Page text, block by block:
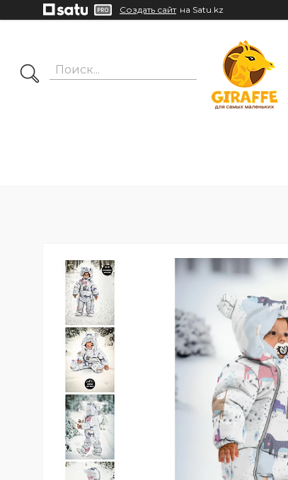
Создать сайт на Satu.kz